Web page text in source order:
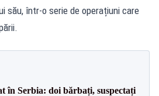
său, într-o serie de operațiuni care
în Serbia: doi bărbați, suspectați